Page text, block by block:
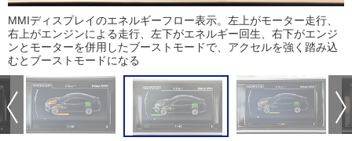
MMIディスプレイのエネルギーフロー表示。左上がモーター走行、
右上がエンジンによる走行、左下がエネルギー回生、右下がエンジ
ンとモーターを併用したブーストモードで、アクセルを強く踏み込
むとブーストモードになる